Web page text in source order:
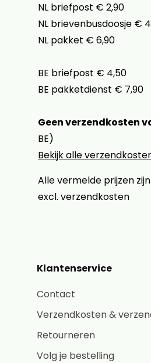
NL briefpost € 2,90
NL brievenbusdoosje €
NL pakket € 6,90
BE briefpost € 4,50
BE pakketdienst € 7,90
Geen verzendkosten
BE)
Bekijk alle
Alle vermelde prijzen
excl. verzendkosten
Klantenservice
Contact
Verzendkosten &
Retourneren
Volg je bestelling